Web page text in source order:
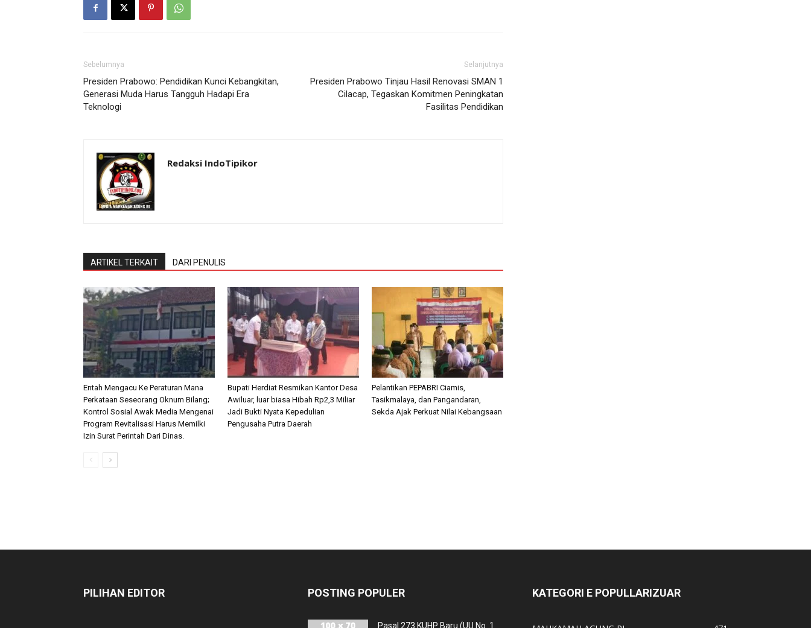
Sebelumnya
Presiden Prabowo: Pendidikan Kunci Kebangkitan,
Generasi Muda Harus Tangguh Hadapi Era
Teknologi
Selanjutnya
Presiden Prabowo Tinjau Hasil Renovasi SMAN 1
Cilacap, Tegaskan Komitmen Peningkatan
Fasilitas Pendidikan
Redaksi IndoTipikor
ARTIKEL TERKAIT DARI PENULIS
Entah Mengacu Ke Peraturan Mana
Perkataan Seseorang Oknum Bilang;
Kontrol Sosial Awak Media Mengenai
Program Revitalisasi Harus Memilki
Izin Surat Perintah Dari Dinas.
Bupati Herdiat Resmikan Kantor Desa
Awiluar, luar biasa Hibah Rp2,3 Miliar
Jadi Bukti Nyata Kepedulian
Pengusaha Putra Daerah
Pelantikan PEPABRI Ciamis,
Tasikmalaya, dan Pangandaran,
Sekda Ajak Perkuat Nilai Kebangsaan
PILIHAN EDITOR POSTING POPULER
Pasal 273 KUHP Baru (UU No. 1
KATEGORI E POPULLARIZUAR